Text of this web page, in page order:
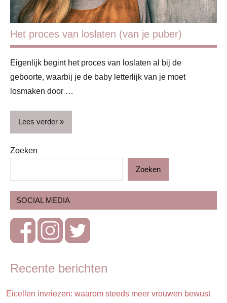
Het proces van loslaten (van je puber)
Eigenlijk begint het proces van loslaten al bij de
geboorte, waarbij je de baby letterlijk van je moet
losmaken door …
Lees verder
Blog
Ontwikkeling
& verzorging
Ontwikkeling
& verzorging
Puber
Schoolkind
Zoeken
Zoeken
SOCIAL MEDIA
Recente berichten
Eicellen invriezen: waarom steeds meer vrouwen bewust